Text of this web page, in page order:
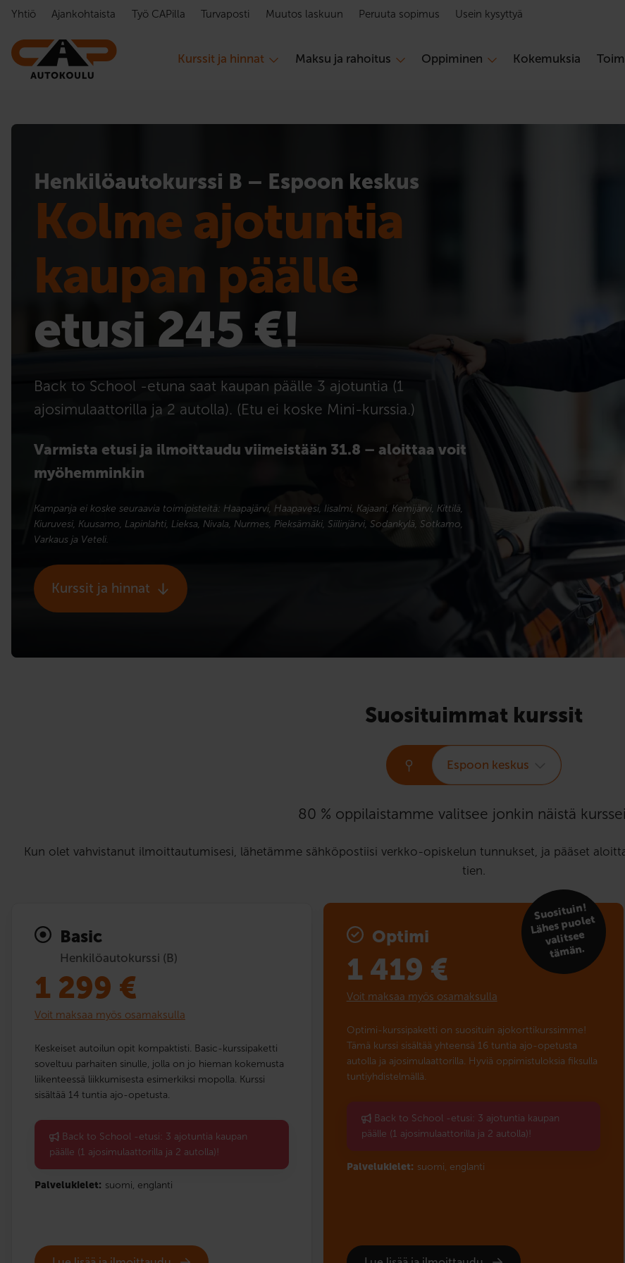
Hyppää sisältöön
Kurssit ja hinnat Maksu ja rahoitus Oppiminen Kokemuksia
Yhtiö Ajankohtaista Työ CAPilla Turvaposti Muutos laskuun Peruuta sopimus Usein kysyttyä
Henkilöauto­kurssi B – Espoon keskus
Kolme ajotuntia
kaupan päälle
etusi 245 €!
Back to School -etuna saat kaupan päälle 3 ajotuntia (1
ajosimulaattorilla ja 2 autolla). (Etu ei koske Mini-kurssia.)
Varmista etusi ja ilmoittaudu viimeistään 31.8 – aloittaa voit
myöhemminkin
Kampanja ei koske seuraavia toimipisteitä: Haapajärvi, Haapavesi, Iisalmi, Kajaani, Kemijärvi, Kittilä,
Kiuruvesi, Kuusamo, Lapinlahti, Lieksa, Nivala, Nurmes, Pieksämäki, Siilinjärvi, Sodankylä, Sotkamo,
Varkaus ja Veteli.
Kurssit ja hinnat
Suosituimmat kurssit
Espoon keskus
80 % oppilaistamme valitsee jonkin näistä
Kun olet vahvistanut ilmoittautumisesi, lähetämme sähköpostiisi verkko-opiskelun tunnukset, ja pääset
tien.
Basic
Henkilöautokurssi (B)
1 299 €
Voit maksaa myös osamaksulla
Keskeiset autoilun opit kompaktisti. Basic-kurssipaketti
soveltuu parhaiten sinulle, jolla on jo hieman kokemusta
liikenteessä liikkumisesta esimerkiksi mopolla. Kurssi
sisältää 14 tuntia ajo-opetusta.
Back to School -etusi: 3 ajotuntia kaupan
päälle (1 ajosimulaattorilla ja 2 autolla)!
Palvelukielet: suomi, englanti
Optimi
Suosituin!
Lähes puolet
valitsee
tä
män.
1 419 €
Voit maksaa myös osamaksulla
Optimi-kurssipaketti on suosituin ajokorttikurssimme!
Tämä kurssi sisältää yhteensä 16 tuntia ajo-opetusta
autolla ja ajosimulaattorilla. Hyviä oppimistuloksia fiksulla
tuntiyhdistelmällä.
Back to School -etusi: 3 ajotuntia kaupan
päälle (1 ajosimulaattorilla ja 2 autolla)!
Palvelukielet: suomi, englanti